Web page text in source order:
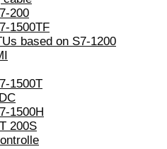
200
1500TF
based on S7-1200
1500T
1500H
200S